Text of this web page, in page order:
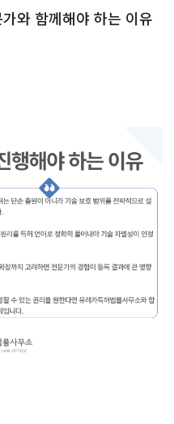
와 함께해야 하는 이유